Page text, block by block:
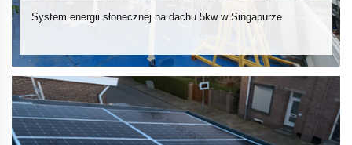
System energii słonecznej na dachu 5kw w Singapurze